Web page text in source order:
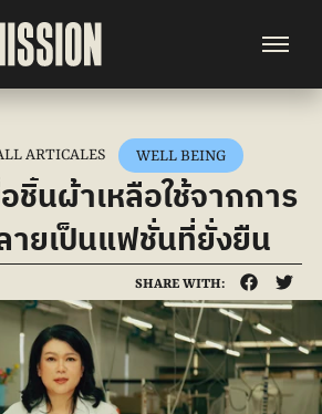
ARTICALES WELL BEING
SHARE WITH:
ชิ้นผ้าเหลือใช้จากการ
ายเป็นแฟชั่นที่ยั่งยืน